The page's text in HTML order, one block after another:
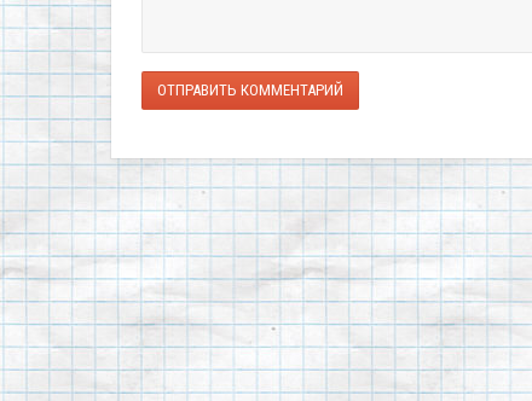
ОТПРАВИТЬ КОММЕНТАРИЙ